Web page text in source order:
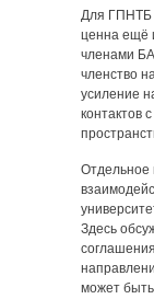
Для ГПНТБ
ценна ещё
членами
членство
усиление
контактов
Отдельное
Здесь
может